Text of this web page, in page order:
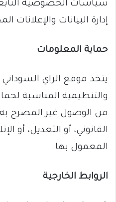
سياسات الخصوصية
إدارة البيانات
حماية المعلومات
يتخذ موقع الراي السوداني
والتنظيمية المناسبة
من الوصول غير المصرح
القانوني، أو التعديل، أو
المعمول بها.
الروابط الخارجية